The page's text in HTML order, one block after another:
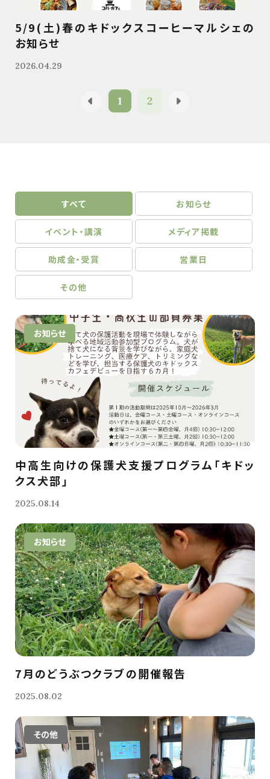
5/9(土)春のキドックスコーヒーマルシェの
お知らせ
2026.04.29
1 2
すべて お知らせ
イベント・講演 メディア掲載
助成金・受賞 営業日
その他
お知らせ
中高生向けの保護犬支援プログラム「キドッ
クス犬部」
2025.08.14
お知らせ
7月のどうぶつクラブの開催報告
2025.08.02
その他